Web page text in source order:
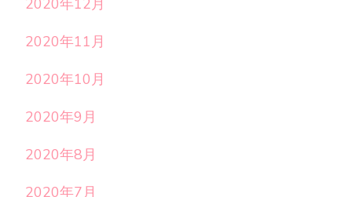
2020年12月
2020年11月
2020年10月
2020年9月
2020年8月
2020年7月